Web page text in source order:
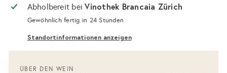
Abholbereit beiVinothek Brancaia Zürich
Gewöhnlich fertig in 24 Stunden
Standortinformationen anzeigen
ÜBER DEN WEIN